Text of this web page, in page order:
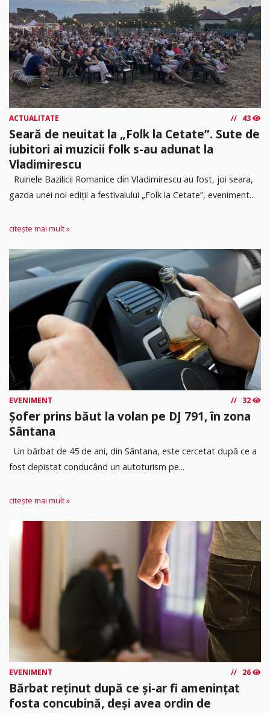
ACTUALITATE 43
Seară de neuitat la „Folk la Cetate”. Sute de
iubitori ai muzicii folk s-au adunat la
Vladimirescu
Ruinele Bazilicii Romanice din Vladimirescu au fost, joi seara,
gazda unei noi ediții a festivalului „Folk la Cetate”, eveniment...
citește mai mult »
EVENIMENT 32
Șofer prins băut la volan pe DJ 791, în zona
Sântana
Un bărbat de 45 de ani, din Sântana, este cercetat după ce a
fost depistat conducând un autoturism pe...
citește mai mult »
EVENIMENT 26
Bărbat reținut după ce și-ar fi amenințat
fosta concubină, deși avea ordin de